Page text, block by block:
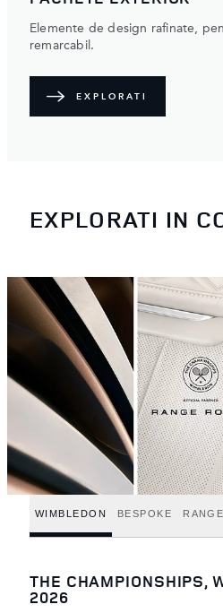
Personalizati modelul Range
plafoane si accesorii practice
EXPLORATI
EXPLORATI IN
WIMBLEDON BESPOKE
THE CHAMPIONSHIPS,
2026